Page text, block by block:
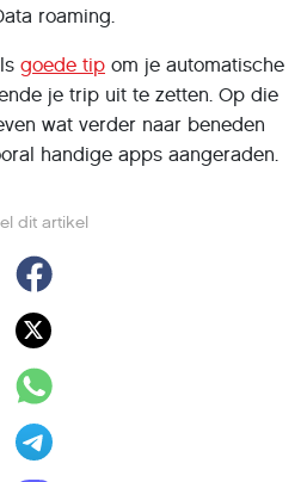
dit artikel
roaming.
goede tip om je automatische
je trip uit te zetten. Op die
wat verder naar beneden
handige apps aangeraden.